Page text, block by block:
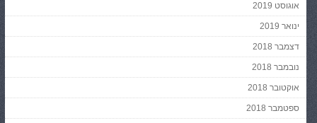
אוגוסט 2019
ינואר 2019
דצמבר 2018
נובמבר 2018
אוקטובר 2018
ספטמבר 2018